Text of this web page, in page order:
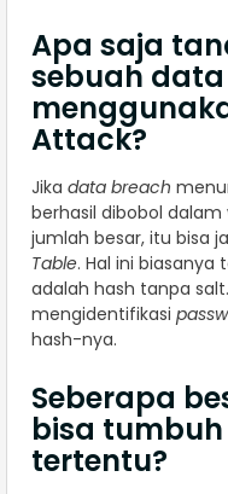
Apa saja
sebuah
Attack?
Jika data breach
berhasil dibobol
jumlah besar, itu bisa
Table. Hal ini
adalah hash tanpa
mengidentifikasi
hash-nya.
Seberapa
bisa
tertentu?